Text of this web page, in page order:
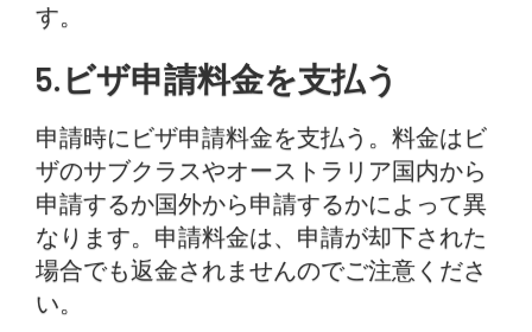
す。
5.ビザ申請料金を支払う
申請時にビザ申請料金を支払う。料金はビ
ザのサブクラスやオーストラリア国内から
申請するか国外から申請するかによって異
なります。申請料金は、申請が却下された
場合でも返金されませんのでご注意くださ
い。